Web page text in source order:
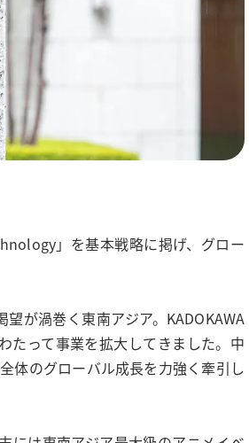
」を基本戦略に掲げ、グロー
が渦巻く東南アジア。KADOKAWA
たって事業を拡大してきました。中
体のグローバル成長を力強く牽引し